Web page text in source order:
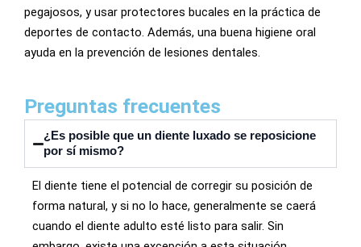
pegajosos, y usar protectores bucales en la práctica de
deportes de contacto. Además, una buena higiene oral
ayuda en la prevención de lesiones dentales.
Preguntas frecuentes
¿Es posible que un diente luxado se reposicione
por sí mismo?
El diente tiene el potencial de corregir su posición de
forma natural, y si no lo hace, generalmente se caerá
cuando el diente adulto esté listo para salir. Sin